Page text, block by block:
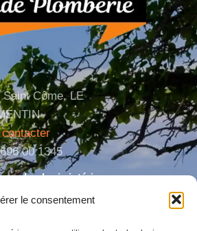
le consentement
Saint Côme, LE
00 1345
plomberie intérieure
Les chauffe-eau